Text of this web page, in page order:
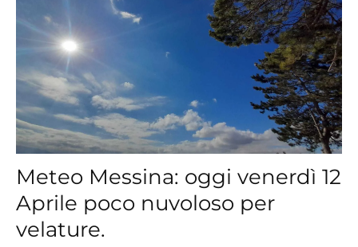
Meteo Messina: oggi venerdì 12
Aprile poco nuvoloso per
velature.